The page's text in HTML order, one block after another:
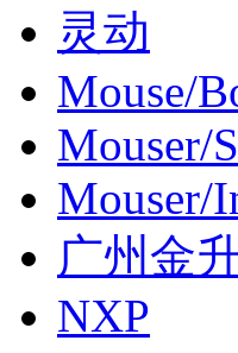
灵动
Mouse/
Mouser/
Mouser/
广州金
NXP